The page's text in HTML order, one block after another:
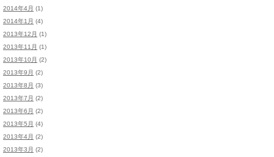
2014年4月 (1)
2014年1月 (4)
2013年12月 (1)
2013年11月 (1)
2013年10月 (2)
2013年9月 (2)
2013年8月 (3)
2013年7月 (2)
2013年6月 (2)
2013年5月 (4)
2013年4月 (2)
2013年3月 (2)